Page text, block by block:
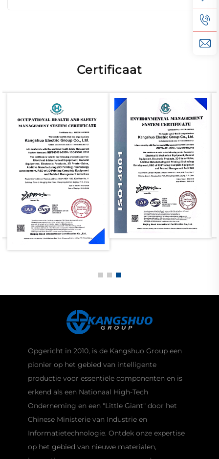
Certificaat
Opgericht in 2010, is de Kangshuo Group een
pionier op het gebied van intelligente
productie voor essentiële componenten en is
erkend als een Nationaal High-Tech
Onderneming en een "Little Giant" door het
Chinese Ministerie van Industrie en
Informatietechnologie. Ontdek onze expertise
op het gebied van nieuwe materialen,